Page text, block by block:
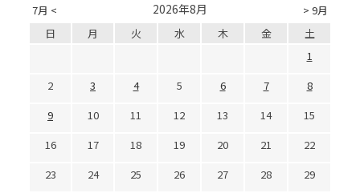
7月 < > 9月
2026年8月
日 月 火 水 木 金
土
1
2
3 4 5 6 7
8
9
10 11 12 13 14
15
16
17 18 19 20 21
22
23
24 25 26 27 28
29